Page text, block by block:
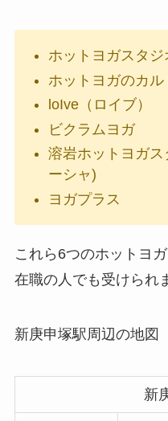
ホットヨガスタジ
ホットヨガのカル
loIve（ロイブ）
ビクラムヨガ
溶岩ホットヨガ
ーシャ)
ヨガプラス
これら6つのホットヨ
在職の人でも受けられ
新庚申塚駅周辺の地図
新